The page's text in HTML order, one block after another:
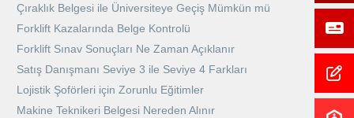
Çıraklık Belgesi ile Üniversiteye Geçiş Mümkün mü
Forklift Kazalarında Belge Kontrolü
Forklift Sınav Sonuçları Ne Zaman Açıklanır
Satış Danışmanı Seviye 3 ile Seviye 4 Farkları
Lojistik Şoförleri için Zorunlu Eğitimler
Makine Teknikeri Belgesi Nereden Alınır